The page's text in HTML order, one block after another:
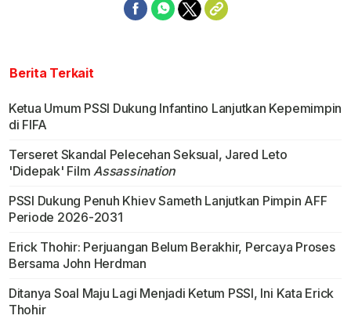
Berita Terkait
Ketua Umum PSSI Dukung Infantino Lanjutkan Kepemimpin
di FIFA
Terseret Skandal Pelecehan Seksual, Jared Leto
'Didepak' FilmAssassination
PSSI Dukung Penuh Khiev Sameth Lanjutkan Pimpin AFF
Periode 2026-2031
Erick Thohir: Perjuangan Belum Berakhir, Percaya Proses
Bersama John Herdman
Ditanya Soal Maju Lagi Menjadi Ketum PSSI, Ini Kata Erick
Thohir